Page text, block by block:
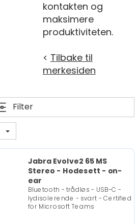
kontakten og
maksimere
produktiviteten.
< Tilbake til
merkesiden
Filter
Jabra Evolve2 65 MS
Stereo - Hodesett - on-
ear
Bluetooth - trådløs - USB-C -
lydisolerende - svart - Certified
for Microsoft Teams